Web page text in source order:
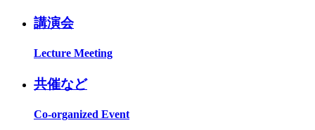
講演会
Lecture Meeting
共催など
Co-organized Event